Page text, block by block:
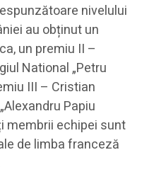
nivelului
au obținut un
un premiu II –
National „Petru
III – Cristian
Papiu
membrii echipei sunt
de limba franceză